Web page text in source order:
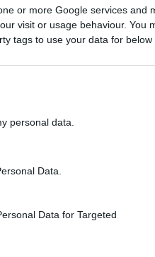
or more Google services and
visit or usage behaviour. You
tags to use your data for
personal data.
Data.
Data for Targeted